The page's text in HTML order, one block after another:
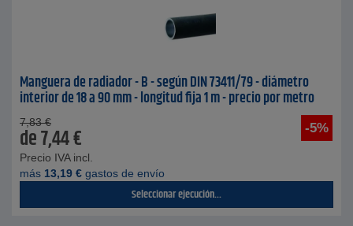
Manguera de radiador - B - según DIN 73411/79 - diámetro
interior de 18 a 90 mm - longitud fija 1 m - precio por metro
-5%
7,83 €
de7,44€
Precio IVA incl.
más 13,19 € gastos de envío
Seleccionar ejecución...